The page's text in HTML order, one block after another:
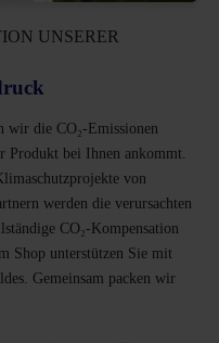
UNSERER
wir die CO₂-Emissionen
Produkt bei Ihnen ankommt.
von
werden die verursachten
CO₂-Kompensation
Shop unterstützen Sie mit
Gemeinsam packen wir